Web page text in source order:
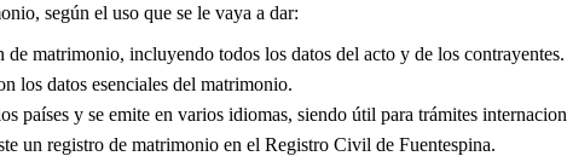
según el uso que se le vaya a dar:
matrimonio, incluyendo todos los datos del acto y de los contrayentes.
los datos esenciales del matrimonio.
países y se emite en varios idiomas, siendo útil para trámites
un registro de matrimonio en el Registro Civil de Fuentespina.